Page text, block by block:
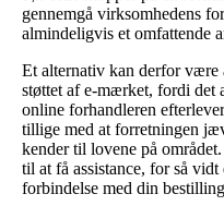
gennemgå virksomhedens
almindeligvis et omfattende
Et alternativ kan derfor være
støttet af e-mærket, fordi det
online forhandleren
tillige med at forretningen
kender til lovene på
til at få assistance, for så
forbindelse med din